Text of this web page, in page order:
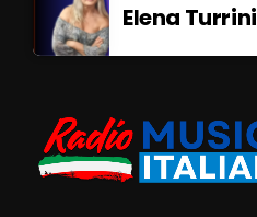
Elena Turrini